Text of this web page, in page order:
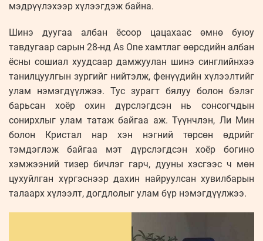
мэдрүүлэхээр хүлээгдэж байна.
Шинэ дуугаа албан ёсоор цацахаас өмнө буюу
тавдугаар сарын 28-нд As One хамтлаг өөрсдийн албан
ёсны сошиал хуудсаар дамжуулан шинэ синглийнхээ
танилцуулгын зургийг нийтэлж, фенүүдийн хүлээлтийг
улам нэмэгдүүлжээ. Тус зурагт бялуу болон бэлэг
барьсан хоёр охин дүрслэгдсэн нь сонсогчдын
сонирхлыг улам татаж байгаа аж. Түүнчлэн, Ли Мин
болон Кристал нар хэн нэгний төрсөн өдрийг
тэмдэглэж байгаа мэт дүрслэгдсэн хоёр богино
хэмжээний тизер бичлэг гарч, дууны хэсгээс ч мөн
цухуйлган хүргэснээр дахин найруулсан хувилбарын
талаарх хүлээлт, догдлолыг улам бүр нэмэгдүүлжээ.